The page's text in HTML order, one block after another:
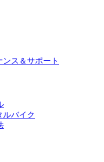
ス＆サポート
ルバイク